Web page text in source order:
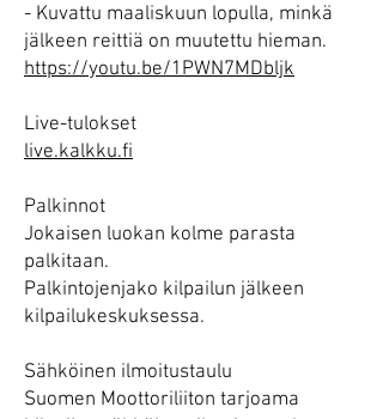
- Kuvattu maaliskuun lopulla, minkä
jälkeen reittiä on muutettu hieman.
https://youtu.be/1PWN7MDbljk
Live-tulokset
live.kalkku.fi
Palkinnot
Jokaisen luokan kolme parasta
palkitaan.
Palkintojenjako kilpailun jälkeen
kilpailukeskuksessa.
Sähköinen ilmoitustaulu
Suomen Moottoriliiton tarjoama